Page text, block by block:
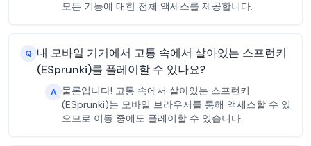
모든 기능에 대한 전체 액세스를 제공합니다.
Q 내 모바일 기기에서 고통 속에서 살아있는 스프런키
(ESprunki)를 플레이할 수 있나요?
A 물론입니다! 고통 속에서 살아있는 스프런키
(ESprunki)는 모바일 브라우저를 통해 액세스할 수 있
으므로 이동 중에도 플레이할 수 있습니다.